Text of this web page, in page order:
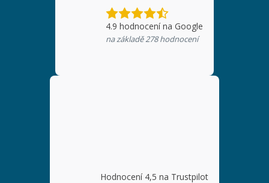
4.9 hodnocení na Google
na základě278hodnocení
Hodnocení 4,5 na Trustpilot